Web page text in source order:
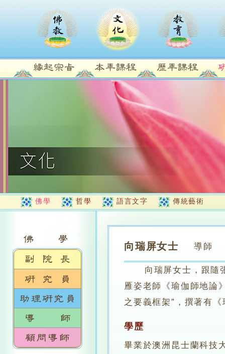
佛學 哲學 語言文字 傳統藝術
向瑞屏女士 導師
向瑞屏女士，跟隨張
雁姿老師《瑜伽師地論
之要義框架”，撰著有
學歷
畢業於澳洲昆士蘭科技